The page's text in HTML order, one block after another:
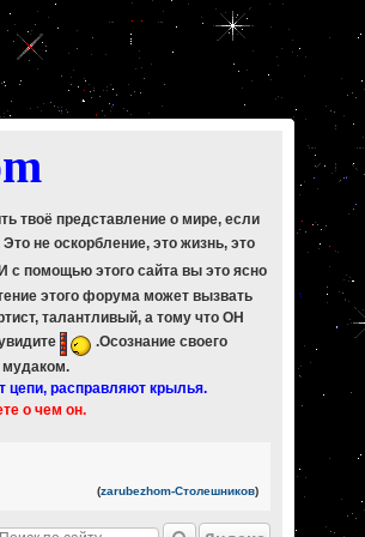
твоё представление о мире, если
Это не оскорбление, это жизнь, это
с помощью этого сайта вы это ясно
этого форума может вызвать
талантливый, а тому что ОН
.Осознание своего
мудаком.
цепи, расправляют крылья.
о чем он.
(zarubezhom-Столешников)